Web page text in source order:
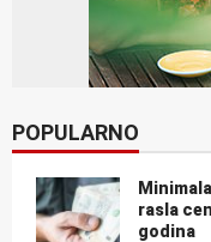
POPULARNO
rasla
godina